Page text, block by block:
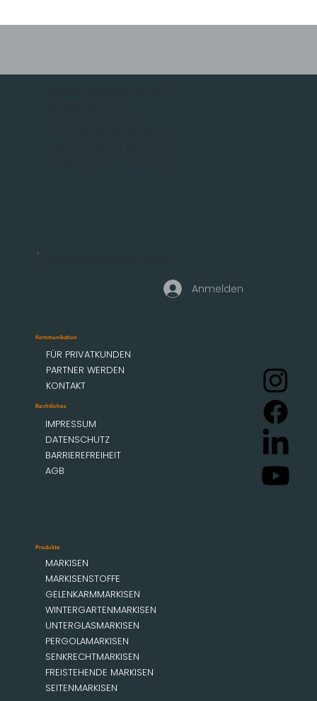
Produkte
MARKISEN
MARKISENSTOFFE
GELENKARMMARKISEN
WINTERGARTENMARKISEN
UNTERGLASMARKISEN
PERGOLAMARKISEN
SENKRECHTMARKISEN
FREISTEHENDE MARKISEN
SEITENMARKISEN
Kommunikation
FÜR PRIVATKUNDEN
PARTNER WERDEN
KONTAKT
Rechtliches
IMPRESSUM
DATENSCHUTZ
BARRIEREFREIHEIT
AGB
Anmelden